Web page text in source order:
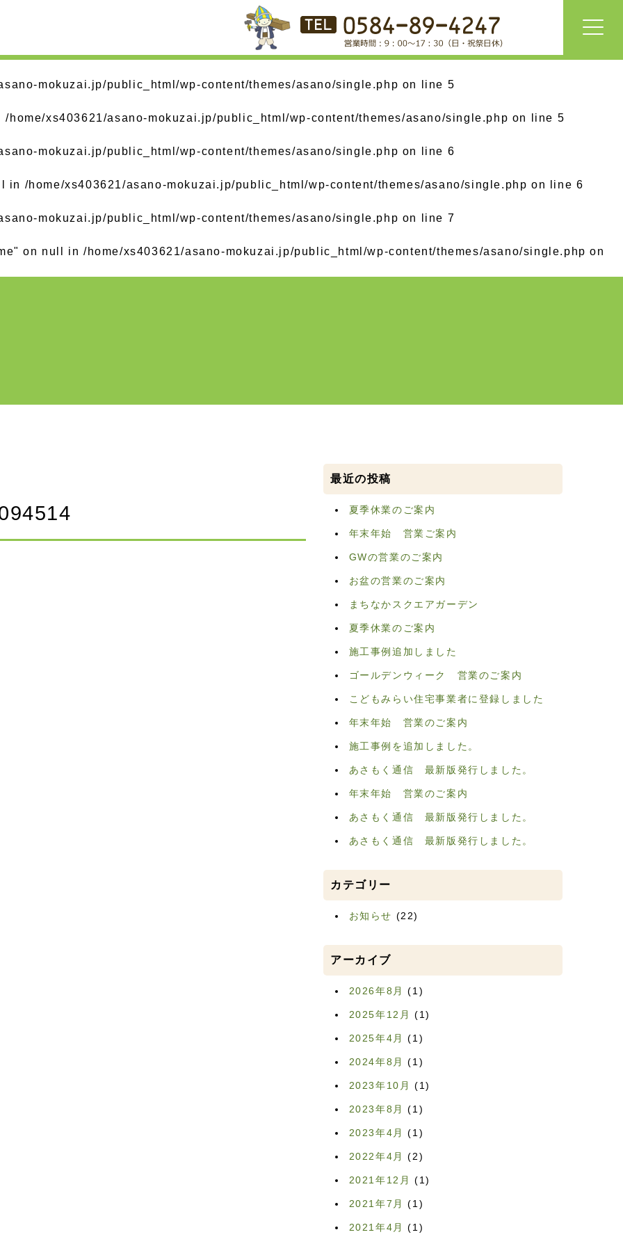
mokuzai.jp/public_html/wp-content/themes/asano/single.php on line 5
/home/xs403621/asano-mokuzai.jp/public_html/wp-content/themes/asano/single.php on line 5
mokuzai.jp/public_html/wp-content/themes/asano/single.php on line 6
in /home/xs403621/asano-mokuzai.jp/public_html/wp-content/themes/asano/single.php on line 6
mokuzai.jp/public_html/wp-content/themes/asano/single.php on line 7
on null in/home/xs403621/asano-mokuzai.jp/public_html/wp-content/themes/asano/single.php on
最近の投稿
夏季休業のご案内
年末年始 営業ご案内
GWの営業のご案内
お盆の営業のご案内
まちなかスクエアガーデン
夏季休業のご案内
施工事例追加しました
ゴールデンウィーク 営業のご案内
こどもみらい住宅事業者に登録しました
年末年始 営業のご案内
施工事例を追加しました。
あさもく通信 最新版発行しました。
年末年始 営業のご案内
あさもく通信 最新版発行しました。
あさもく通信 最新版発行しました。
カテゴリー
お知らせ (22)
アーカイブ
2026年8月 (1)
2025年12月 (1)
2025年4月 (1)
2024年8月 (1)
2023年10月 (1)
2023年8月 (1)
2023年4月 (1)
2022年4月 (2)
2021年12月 (1)
2021年7月 (1)
2021年4月 (1)